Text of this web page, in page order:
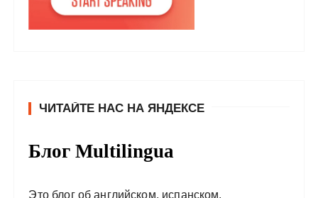
ЧИТАЙТЕ НАС НА ЯНДЕКСЕ
Блог Multilingua
Это блог об английском, испанском,